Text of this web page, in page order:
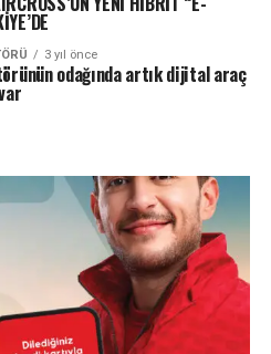
3 yıl önce
odağında artık dijital araç